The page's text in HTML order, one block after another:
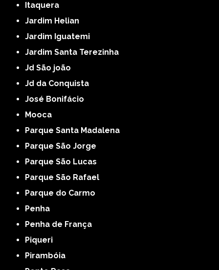
Itaquera
Jardim Helian
Jardim Iguatemi
Jardim Santa Terezinha
Jd São joão
Jd da Conquista
José Bonifácio
Mooca
Parque Santa Madalena
Parque São Jorge
Parque São Lucas
Parque São Rafael
Parque do Carmo
Penha
Penha de França
Piqueri
Pirambóia